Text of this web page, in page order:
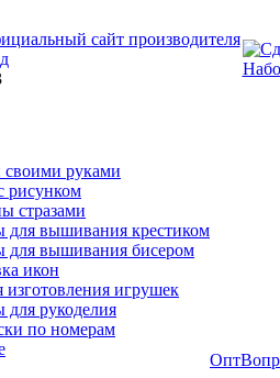
сайт производителя
своими руками
рисунком
стразами
для вышивания крестиком
для вышивания бисером
икон
изготовления игрушек
для рукоделия
по номерам
Опт